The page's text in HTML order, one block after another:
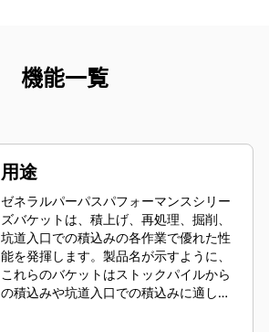
機能一覧
用途
ゼネラルパーパスパフォーマンスシリー
ズバケットは、積上げ、再処理、掘削、
坑道入口での積込みの各作業で優れた性
能を発揮します。製品名が示すように、
これらのバケットはストックパイルから
の積込みや坑道入口での積込みに適して